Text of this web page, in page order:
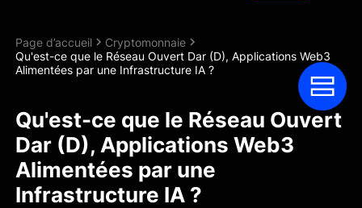
Page d’accueil
Cryptomonnaie
Qu'est-ce que le Réseau Ouvert Dar (D), Applications Web3
Alimentées par une Infrastructure IA ?
Qu'est-ce que le Réseau Ouvert
Dar (D), Applications Web3
Alimentées par une
Infrastructure IA ?